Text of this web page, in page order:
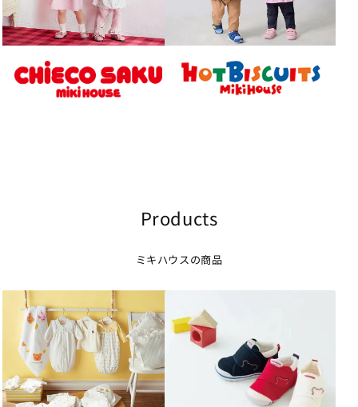
Products
ミキハウスの商品